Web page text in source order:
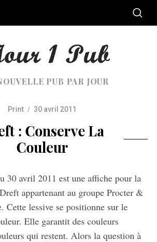
PUB PAR JOUR
Print 30 avril 2011
: Conserve La
Couleur
30 avril 2011 est une affiche pour la
appartenant au groupe Procter &
Cette lessive se positionne sur le
Elle garantit des couleurs
qui restent. Alors la question à